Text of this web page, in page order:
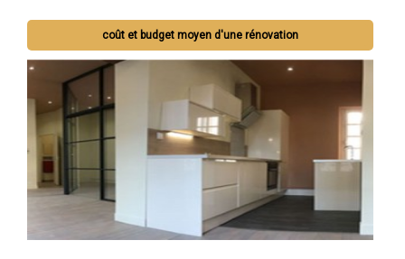
coût et budget moyen d'une rénovation